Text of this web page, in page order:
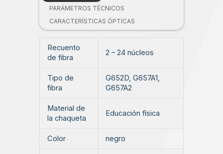
PARÁMETROS TÉCNICOS
CARACTERÍSTICAS ÓPTICAS
Recuento
de fibra
2 – 24 núcleos
Tipo de
fibra
G652D, G657A1,
G657A2
Material de
la chaqueta
Educación física
Color negro